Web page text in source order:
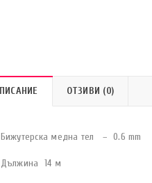
ОТЗИВИ (0)
Бижутерска медна тел – 0.6 mm
Дължина 14 м